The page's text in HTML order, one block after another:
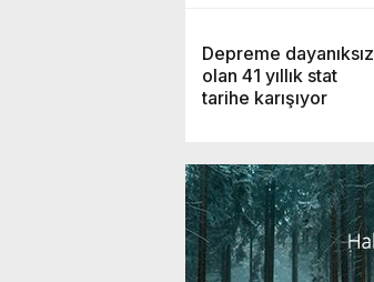
Depreme dayanıksız
olan 41 yıllık stat
tarihe karışıyor